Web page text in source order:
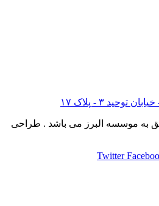
٣ - پلاک ١٧
به موسسه البرز می باشد . طراحی
Twitter